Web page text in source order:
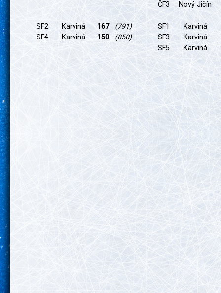
ČF3
Nový Jičín
SF2 Karviná 167(791) SF1 Karviná
SF4
Karviná 150(850) SF3 Karviná
SF5
Karviná